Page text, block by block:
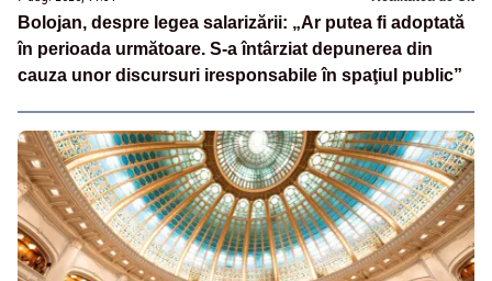
Bolojan, despre legea salarizării: „Ar putea fi adoptată
în perioada următoare. S-a întârziat depunerea din
cauza unor discursuri iresponsabile în spaţiul public”